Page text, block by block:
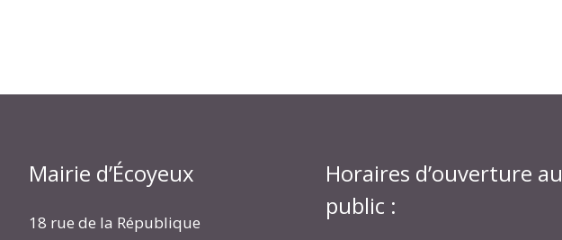
Mairie d’Écoyeux
18 rue de la République
Horaires d’ouverture au
public :